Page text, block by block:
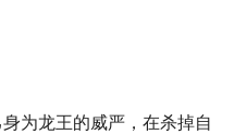
为龙王的威严，在杀掉自